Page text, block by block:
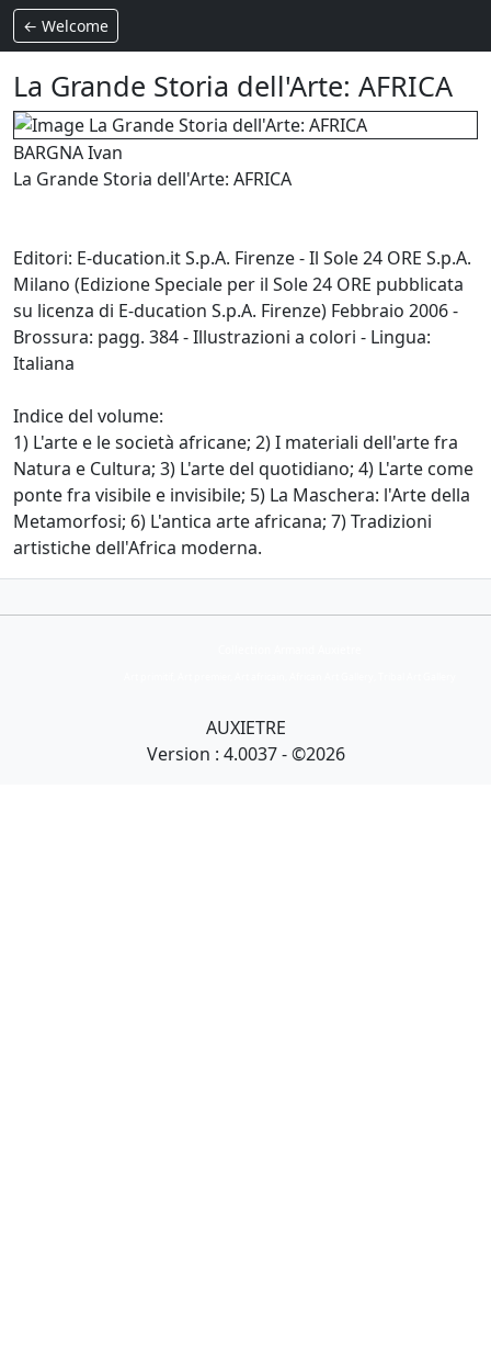
← Welcome
La Grande Storia dell'Arte: AFRICA
BARGNA Ivan
La Grande Storia dell'Arte: AFRICA
Editori: E-ducation.it S.p.A. Firenze - Il Sole 24 ORE S.p.A.
Milano (Edizione Speciale per il Sole 24 ORE pubblicata
su licenza di E-ducation S.p.A. Firenze) Febbraio 2006 -
Brossura: pagg. 384 - Illustrazioni a colori - Lingua:
Italiana
Indice del volume:
1) L'arte e le società africane; 2) I materiali dell'arte fra
Natura e Cultura; 3) L'arte del quotidiano; 4) L'arte come
ponte fra visibile e invisibile; 5) La Maschera: l'Arte della
Metamorfosi; 6) L'antica arte africana; 7) Tradizioni
artistiche dell'Africa moderna.
AUXIETRE
Version : 4.0037 - ©2026